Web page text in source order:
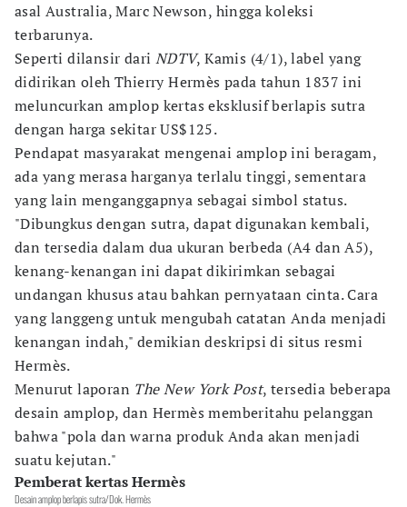
asal Australia, Marc Newson, hingga koleksi
terbarunya.
Seperti dilansir dari NDTV, Kamis (4/1), label yang
didirikan oleh Thierry Hermès pada tahun 1837 ini
meluncurkan amplop kertas eksklusif berlapis sutra
dengan harga sekitar US$125.
Pendapat masyarakat mengenai amplop ini beragam,
ada yang merasa harganya terlalu tinggi, sementara
yang lain menganggapnya sebagai simbol status.
"Dibungkus dengan sutra, dapat digunakan kembali,
dan tersedia dalam dua ukuran berbeda (A4 dan A5),
kenang-kenangan ini dapat dikirimkan sebagai
undangan khusus atau bahkan pernyataan cinta. Cara
yang langgeng untuk mengubah catatan Anda menjadi
kenangan indah," demikian deskripsi di situs resmi
Hermès.
Menurut laporan The New York Post, tersedia beberapa
desain amplop, dan Hermès memberitahu pelanggan
bahwa "pola dan warna produk Anda akan menjadi
suatu kejutan."
Pemberat kertas Hermès
Desain amplop berlapis sutra/Dok. Hermès